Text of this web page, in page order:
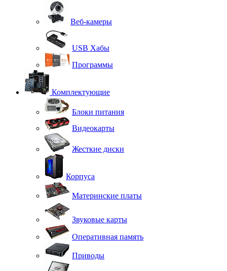
Веб-камеры
USB Хабы
Программы
Комплектующие
Блоки питания
Видеокарты
Жесткие диски
Корпуса
Материнские платы
Звуковые карты
Оперативная память
Приводы